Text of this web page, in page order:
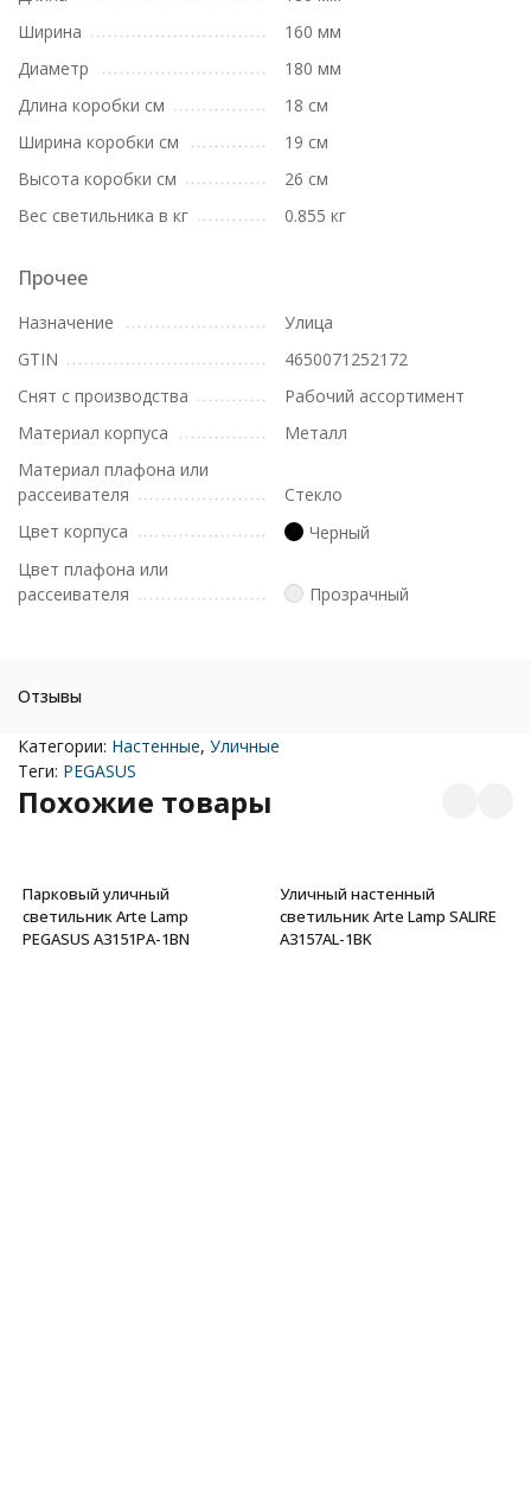
Ширина
160 мм
Диаметр
180 мм
Длина коробки см
18 см
Ширина коробки см
19 см
Высота коробки см
26 см
Вес светильника в кг
0.855 кг
Прочее
Назначение
Улица
GTIN
4650071252172
Снят с производства
Рабочий ассортимент
Материал корпуса
Металл
Материал плафона или
рассеивателя
Стекло
Цвет корпуса
Черный
Цвет плафона или
рассеивателя
Прозрачный
Отзывы
Категории: Настенные, Уличные
Теги: PEGASUS
Похожие товары
Парковый уличный
светильник Arte Lamp
PEGASUS A3151PA-1BN
Уличный настенный
светильник Arte Lamp SALIRE
A3157AL-1BK